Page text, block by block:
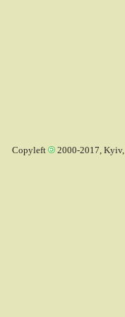
Copyleft 2000-2017, Kyiv,